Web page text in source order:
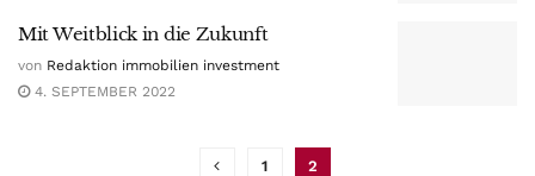
Mit Weitblick in die Zukunft
von Redaktion immobilien investment
4. SEPTEMBER 2022
1 2